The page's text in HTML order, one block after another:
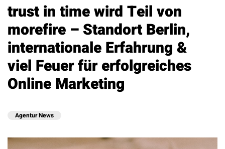
trust in time wird Teil von
morefire – Standort Berlin,
internationale Erfahrung &
viel Feuer für erfolgreiches
Online Marketing
Agentur News